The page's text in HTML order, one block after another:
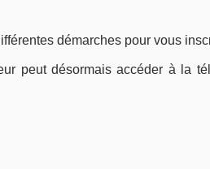
démarches pour vous
peut désormais accéder à la